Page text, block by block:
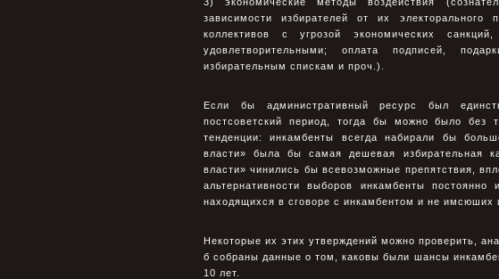
зависимости избирателей от их электорального
коллективов с угрозой экономических
удовлетворительными; оплата подписей,
избирательным спискам и проч.).
Если бы административный ресурс был
постсоветский период, тогда бы можно было без
тенденции: инкамбенты всегда набирали бы
власти» была бы самая дешевая избирательная
власти» чинились бы всевозможные препятствия,
альтернативности выборов инкамбенты
находящихся в сговоре с инкамбентом и не имсюших
Некоторые их этих утверждений можно проверить,
б собраны данные о том, каковы были шансы
10 лет.